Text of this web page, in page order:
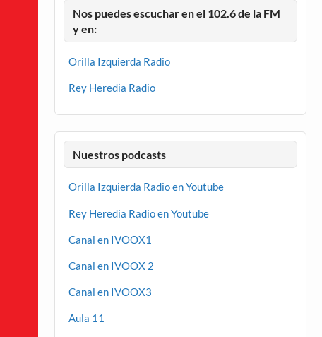
Nos puedes escuchar en el 102.6 de la FM
y en:
Orilla Izquierda Radio
Rey Heredia Radio
Nuestros podcasts
Orilla Izquierda Radio en Youtube
Rey Heredia Radio en Youtube
Canal en IVOOX1
Canal en IVOOX 2
Canal en IVOOX3
Aula 11